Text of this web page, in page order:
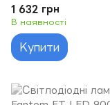
Hi/Low (5500K)
1 632 грн
В наявності
Купити